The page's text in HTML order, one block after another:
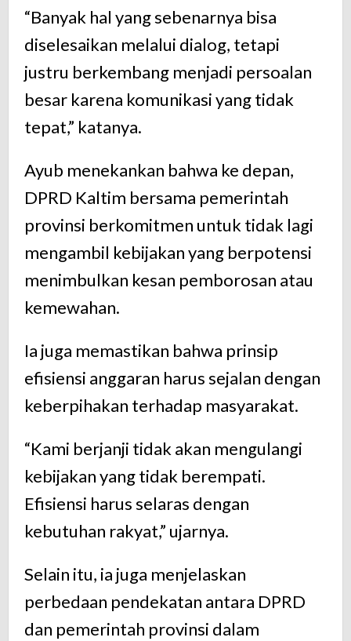
“Banyak hal yang sebenarnya bisa
diselesaikan melalui dialog, tetapi
justru berkembang menjadi persoalan
besar karena komunikasi yang tidak
tepat,” katanya.
Ayub menekankan bahwa ke depan,
DPRD Kaltim bersama pemerintah
provinsi berkomitmen untuk tidak lagi
mengambil kebijakan yang berpotensi
menimbulkan kesan pemborosan atau
kemewahan.
Ia juga memastikan bahwa prinsip
efisiensi anggaran harus sejalan dengan
keberpihakan terhadap masyarakat.
“Kami berjanji tidak akan mengulangi
kebijakan yang tidak berempati.
Efisiensi harus selaras dengan
kebutuhan rakyat,” ujarnya.
Selain itu, ia juga menjelaskan
perbedaan pendekatan antara DPRD
dan pemerintah provinsi dalam